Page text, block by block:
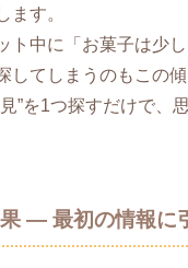
ます。
ト中に「お菓子は少
してしまうのもこの傾
”を1つ探すだけで、
― 最初の情報に